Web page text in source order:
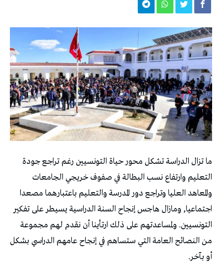
ما تزال الدراسة تشكل محور حياة التونسيين رغم تراجع جودة
التعليم وارتفاع نسب البطالة في صفوف خريجي الجامعات
والمعاهد العليا وتراجع دور المدرسة والتعليم باعتبارهما مصعدا
اجتماعيا, ومازال هاجس إنجاح السنة الدراسية يسيطر على تفكير
التونسيين. ولمساعدتهم على ذلك ارتأينا أن نقدم لهم مجموعة
من النصائح العامة التي ستساهم في إنجاح عامهم الدراسي بشكل
أو بآخر.